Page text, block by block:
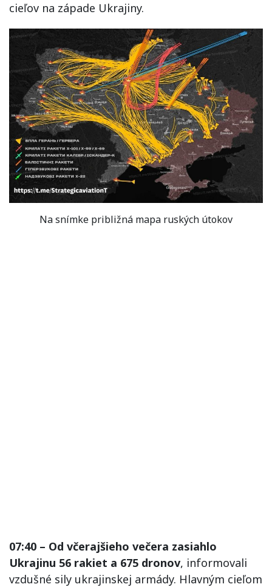
cieľov na západe Ukrajiny.
Na snímke približná mapa ruských útokov
07:40 – Od včerajšieho večera zasiahlo
Ukrajinu 56 rakiet a 675 dronov, informovali
vzdušné sily ukrajinskej armády. Hlavným cieľom